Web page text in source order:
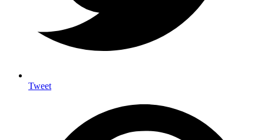
Tweet